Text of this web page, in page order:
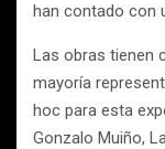
han contado con
Las obras tienen
mayoría
hoc para esta
Gonzalo Muiño,